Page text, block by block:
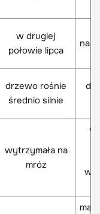
w drugiej
połowie lipca
na
drzewo rośnie
średnio silnie
wytrzymała na
mróz